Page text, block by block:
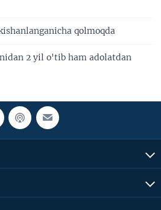
qolmoqda
2 yil o'tib ham adolatdan